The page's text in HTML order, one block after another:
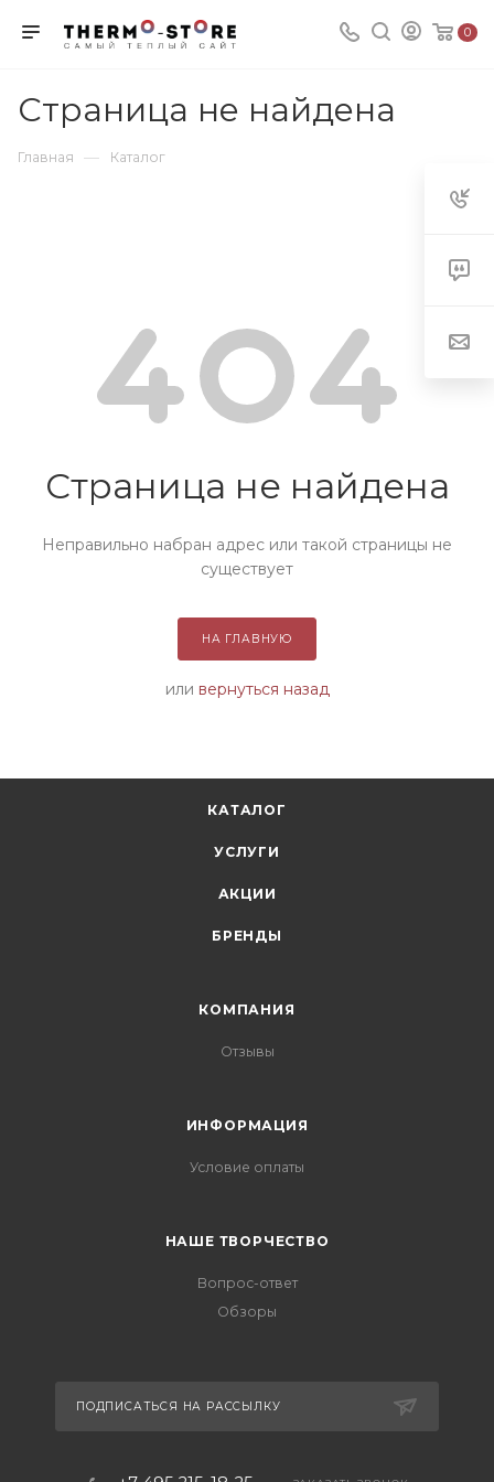
0
Страница не найдена
Главная — Каталог
Страница не найдена
Неправильно набран адрес или такой страницы не
существует
НА ГЛАВНУЮ
или вернуться назад
КАТАЛОГ
УСЛУГИ
АКЦИИ
БРЕНДЫ
КОМПАНИЯ
Отзывы
ИНФОРМАЦИЯ
Условие оплаты
НАШЕ ТВОРЧЕСТВО
Вопрос-ответ
Обзоры
ПОДПИСАТЬСЯ НА РАССЫЛКУ